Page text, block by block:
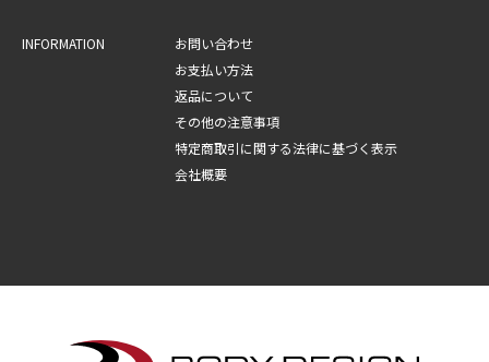
INFORMATION
お問い合わせ
お支払い方法
返品について
その他の注意事項
特定商取引に関する法律に基づく表示
会社概要